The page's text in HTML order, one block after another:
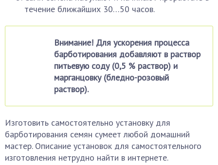
течение ближайших 30…50 часов.
Внимание! Для ускорения процесса
барботирования добавляют в раствор
питьевую соду (0,5 % раствор) и
марганцовку (бледно-розовый
раствор).
Изготовить самостоятельно установку для
барботирования семян сумеет любой домашний
мастер. Описание установок для самостоятельного
изготовления нетрудно найти в интернете.